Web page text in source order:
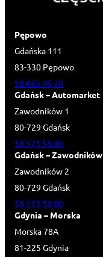
Pępowo
Gdańska 111
83-330 Pępowo
58 685 95 70
Gdańsk – Automarket
Zawodników 1
80-729 Gdańsk
58 573 58 80
Gdańsk – Zawodników
Zawodników 2
80-729 Gdańsk
58 573 58 80
Gdynia – Morska
Morska 78A
81-225 Gdynia